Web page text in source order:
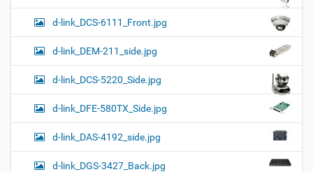
d-link_DCS-6111_Front.jpg
d-link_DEM-211_side.jpg
d-link_DCS-5220_Side.jpg
d-link_DFE-580TX_Side.jpg
d-link_DAS-4192_side.jpg
d-link_DGS-3427_Back.jpg